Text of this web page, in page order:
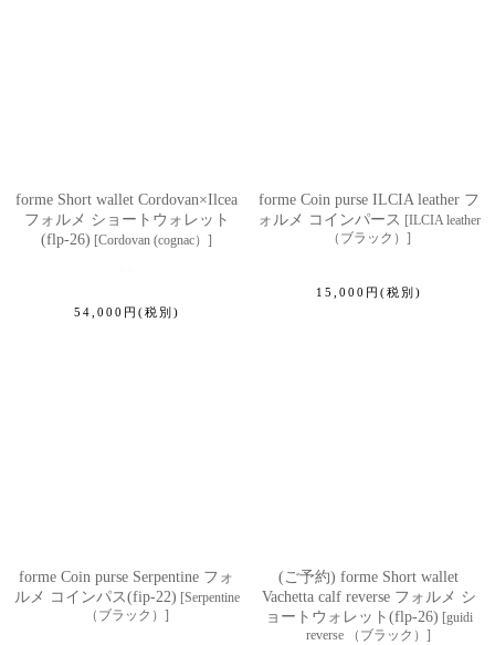
forme Short wallet Cordovan×Ilcea
フォルメ ショートウォレット
(flp-26) [Cordovan (cognac） ]
54,000 円 (税別)
forme Coin purse ILCIA leather フ
ォルメ コインパース [ILCIA leather
（ブラック） ]
15,000 円 (税別)
forme Coin purse Serpentine フォ
ルメ コインパス(fip-22) [Serpentine
（ブラック） ]
(ご予約) forme Short wallet
Vachetta calf reverse フォルメ シ
ョートウォレット(flp-26) [guidi
reverse （ブラック） ]